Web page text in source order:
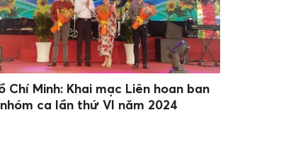
Chí Minh: Khai mạc Liên hoan ban
ca lần thứ VI năm 2024